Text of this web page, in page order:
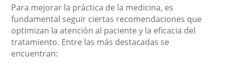
Para mejorar la práctica de la medicina, es
fundamental seguir ciertas recomendaciones que
optimizan la atención al paciente y la eficacia del
tratamiento. Entre las más destacadas se
encuentran: